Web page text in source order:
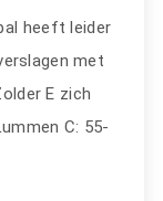
heeft leider
met
E zich
C: 55-